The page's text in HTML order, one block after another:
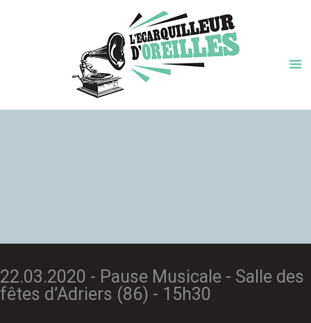
22.03.2020 - Pause Musicale - Salle des
fêtes d’Adriers (86) - 15h30